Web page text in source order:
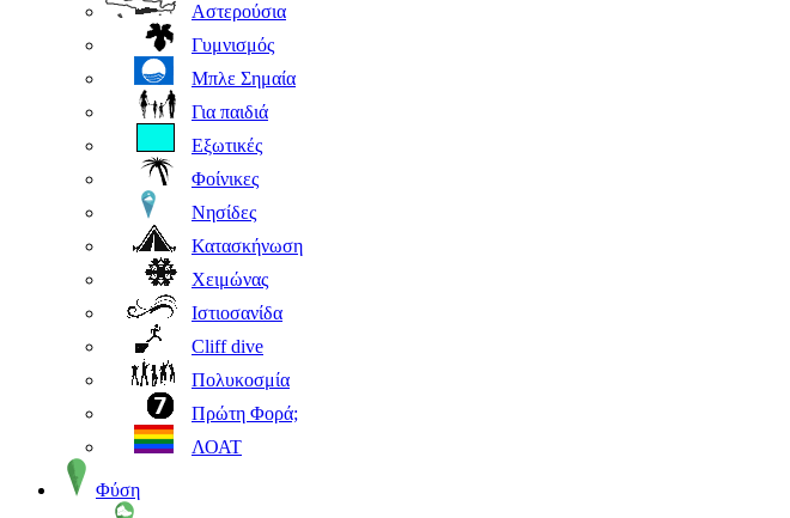
Αστερούσια
Γυμνισμός
Μπλε Σημαία
Για παιδιά
Εξωτικές
Φοίνικες
Νησίδες
Κατασκήνωση
Χειμώνας
Ιστιοσανίδα
Cliff dive
Πολυκοσμία
Πρώτη Φορά;
ΛΟΑΤ
Φύση